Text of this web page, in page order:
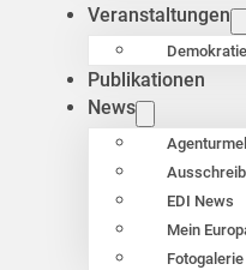
Veranstaltungen
Publikationen
News
EDI News
Mein
Fotogalerie